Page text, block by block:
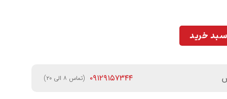
خرید
(تماس ۸ الی ۲۰) ۰۹۱۲۹۱۵۷۳۴۴